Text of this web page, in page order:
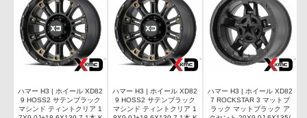
ハマー H3 | ホイール XD82
9 HOSS2 サテンブラック
マシンド ティントクリア 1
ハマー H3 | ホイール XD82
9 HOSS2 サテンブラック
マシンド ティントクリア 1
ハマー H3 | ホイール XD82
7 ROCKSTAR 3 マットブ
ラック マットブラック ア